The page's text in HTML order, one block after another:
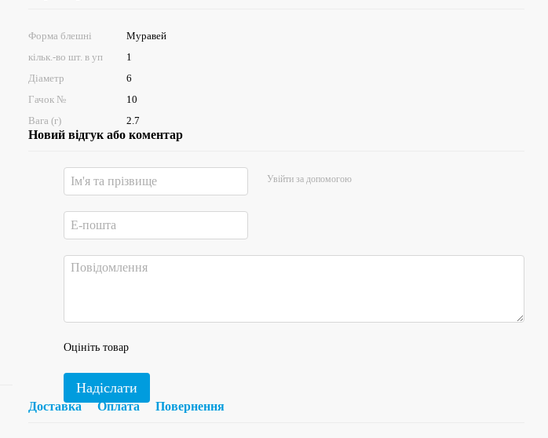
Форма блешні
Муравей
кільк.-во шт. в уп
1
Діаметр
6
Гачок №
10
Вага (г)
2.7
Новий відгук або коментар
Увійти за допомогою
Оцініть товар
Надіслати
Доставка Оплата Повернення